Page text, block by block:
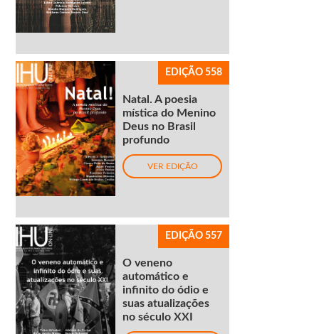
EDIÇÃO 558
Natal. A poesia
mística do Menino
Deus no Brasil
profundo
VER EDIÇÃO
EDIÇÃO 557
O veneno
automático e
infinito do ódio e
suas atualizações
no século XXI